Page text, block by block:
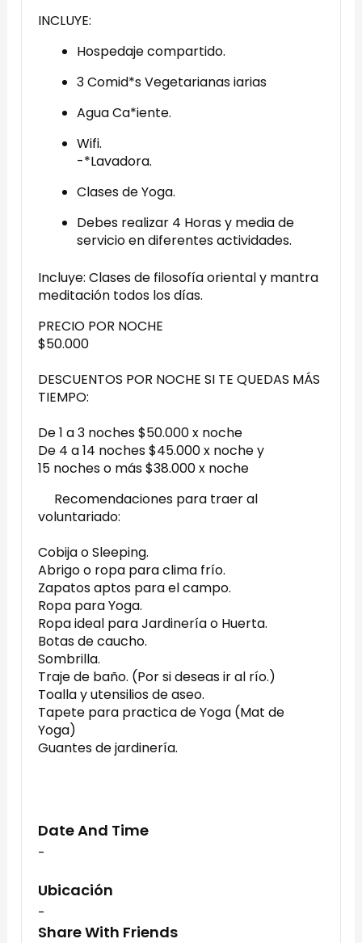
INCLUYE:
Hospedaje compartido.
3 Comid*s Vegetarianas iarias
Agua Ca*iente.
Wifi.
-*Lavadora.
Clases de Yoga.
Debes realizar 4 Horas y media de
servicio en diferentes actividades.
Incluye: Clases de filosofía oriental y mantra
meditación todos los días.
PRECIO POR NOCHE
$50.000
DESCUENTOS POR NOCHE SI TE QUEDAS MÁS
TIEMPO:
De 1 a 3 noches $50.000 x noche
De 4 a 14 noches $45.000 x noche y
15 noches o más $38.000 x noche
Recomendaciones para traer al
voluntariado:
Cobija o Sleeping.
Abrigo o ropa para clima frío.
Zapatos aptos para el campo.
Ropa para Yoga.
Ropa ideal para Jardinería o Huerta.
Botas de caucho.
Sombrilla.
Traje de baño. (Por si deseas ir al río.)
Toalla y utensilios de aseo.
Tapete para practica de Yoga (Mat de
Yoga)
Guantes de jardinería.
Date And Time
-
Ubicación
-
Share With Friends